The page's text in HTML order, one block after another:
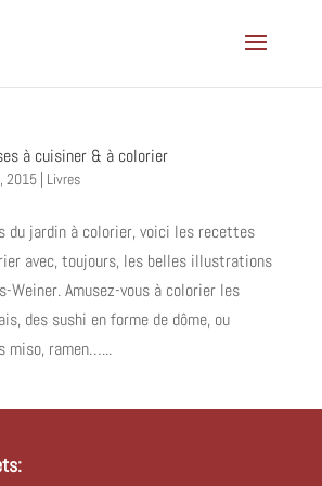
à cuisiner & à colorier
2015| Livres
du jardin à colorier, voici les recettes
avec, toujours, les belles illustrations
Weiner. Amusez-vous à colorier les
des sushi en forme de dôme, ou
miso, ramen…...